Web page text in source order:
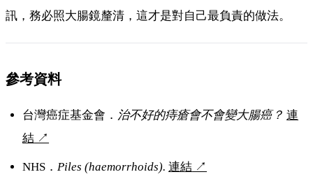
訊，務必照大腸鏡釐清，這才是對自己最負責的做法。
參考資料
台灣癌症基金會． 治不好的痔瘡會不會變大腸癌？ 連
結 ↗
NHS．Piles (haemorrhoids). 連結 ↗